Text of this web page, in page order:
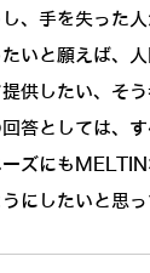
、手を失った
いと願えば、
供したい、そう
答としては、
ズにも
にしたいと思っ